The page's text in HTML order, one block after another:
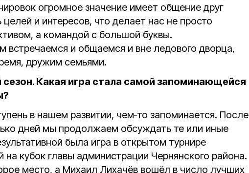
огромное значение имеет общение друг
и интересов, что делает нас не просто
а командой с большой буквы.
встречаемся и общаемся и вне ледового дворца,
дружим семьями.
Какая игра стала самой запоминающейся
в нашем развитии, чем‑то запоминается. После
дней мы продолжаем обсуждать те или иные
была игра в открытом турнире
кубок главы администрации Чернянского района.
место, а Михаил Лихачёв вошёл в число лучших